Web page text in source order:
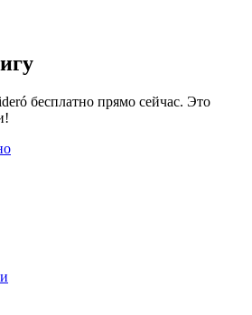
бесплатно прямо сейчас. Это